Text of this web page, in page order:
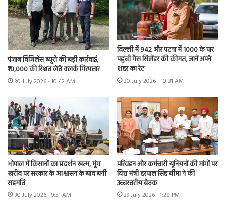
पंजाब विजिलेंस ब्यूरो की बड़ी कार्रवाई,
₹10,000 की रिश्वत लेते क्लर्क गिरफ्तार
30 July 2026 - 10:42 AM
दिल्ली में 942 और पटना में 1000 के पार
पहुंची गैस सिलेंडर की कीमत, जानें अपने
शहर का रेट
30 July 2026 - 10:31 AM
भोपाल में किसानों का प्रदर्शन खत्म, मूंग
खरीद पर सरकार के आश्वासन के बाद बनी
सहमति
30 July 2026 - 9:51 AM
परिवहन और कर्मचारी यूनियनों की मांगों पर
वित्त मंत्री हरपाल सिंह चीमा ने की
उच्चस्तरीय बैठक
29 July 2026 - 1:28 PM